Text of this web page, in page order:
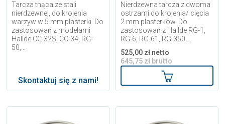
Tarcza tnąca ze stali
nierdzewnej, do krojenia
warzyw w 5 mm plasterki. Do
zastosowań z modelami
Hallde CC-32S, CC-34, RG-
50,...
Skontaktuj się z nami!
Nierdzewna tarcza z dwoma
ostrzami do krojenia/ cięcia
2 mm plasterków. Do
zastosowań z Hallde RG-1,
RG-6, RG-61, RG-350,...
525,00 zł netto
645,75 zł brutto
Dodaj do